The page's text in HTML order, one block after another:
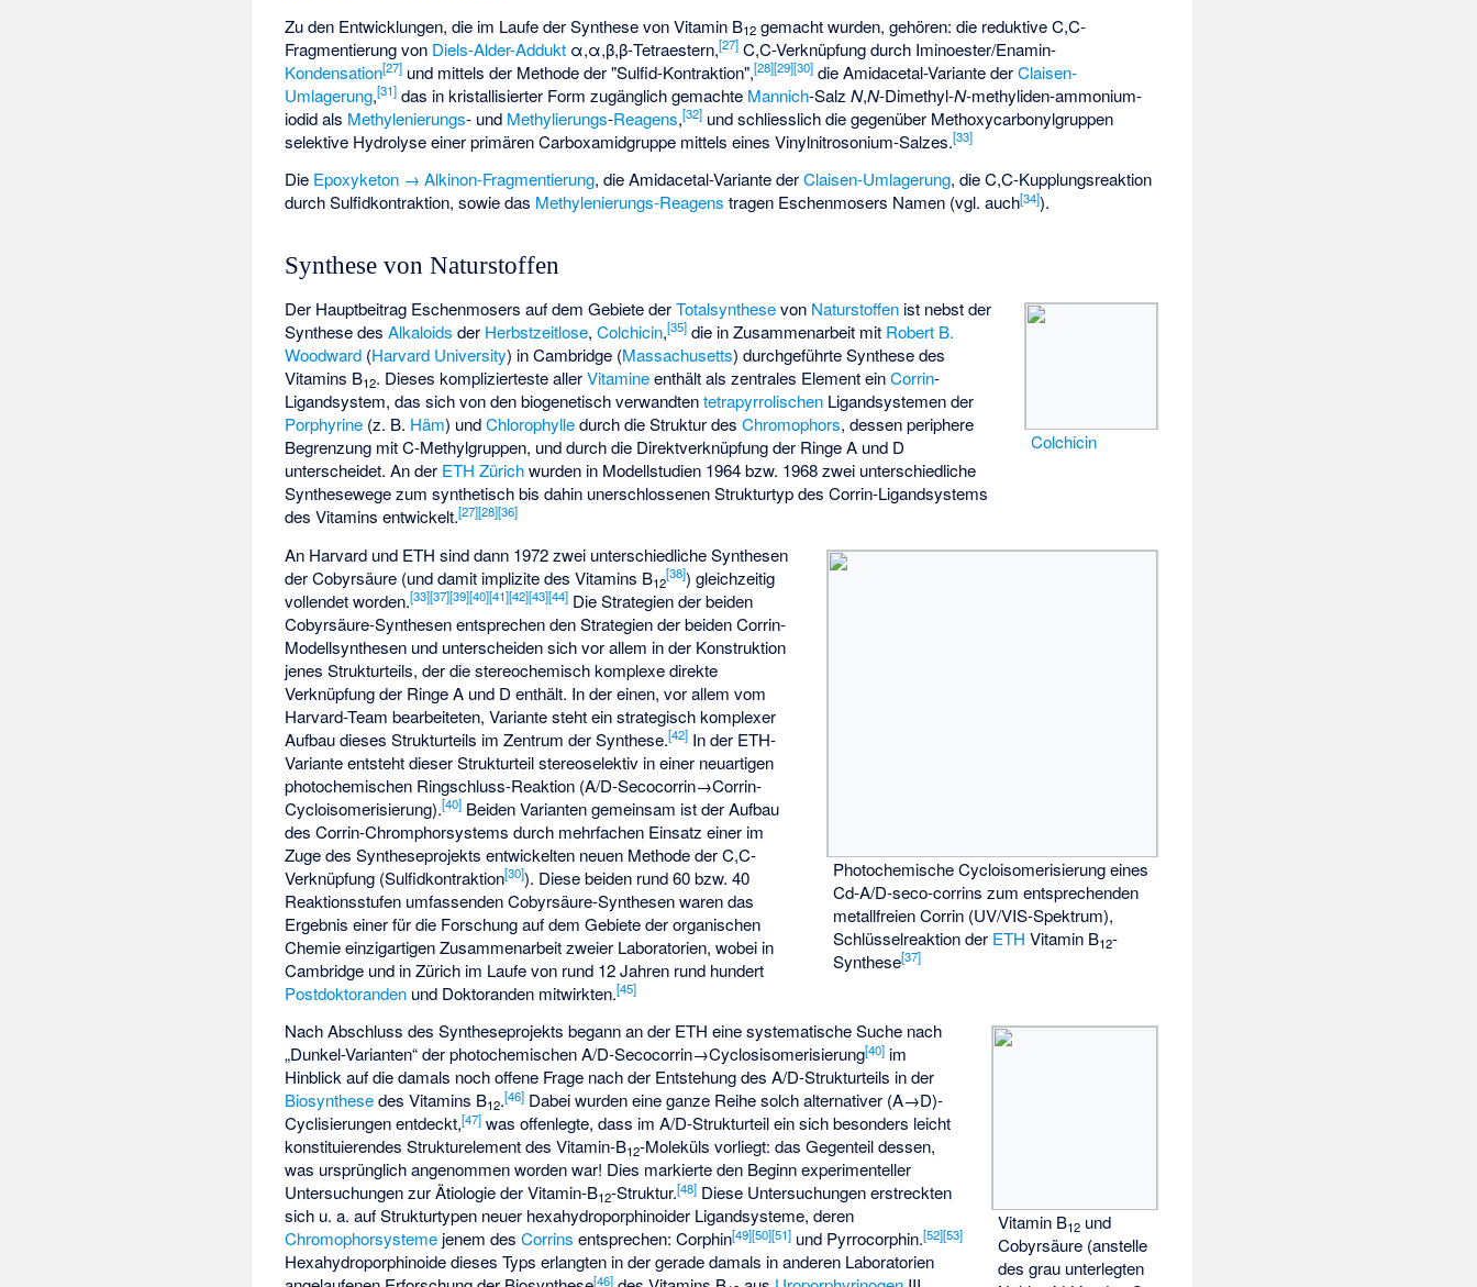
Zu den Entwicklungen, die im Laufe der Synthese von Vitamin B12 gemacht wurden, gehören: die reduktive C,C-
Fragmentierung von Diels-Alder-Addukt α,α,β,β-Tetraestern,[27] C,C-Verknüpfung durch Iminoester/Enamin-
Kondensation[27] und mittels der Methode der "Sulfid-Kontraktion",[28][29][30] die Amidacetal-Variante derClaisen-
Umlagerung,[31] das in kristallisierter Form zugänglich gemachte Mannich-SalzN,N-Dimethyl-N-methyliden-ammonium-
iodid als Methylenierungs- und Methylierungs-Reagens,[32] und schliesslich die gegenüber Methoxycarbonylgruppen
selektive Hydrolyse einer primären Carboxamidgruppe mittels eines Vinylnitrosonium-Salzes.[33]
Die Epoxyketon → Alkinon-Fragmentierung, die Amidacetal-Variante derClaisen-Umlagerung, die C,C-Kupplungsreaktion
durch Sulfidkontraktion, sowie das Methylenierungs-Reagens tragen Eschenmosers Namen (vgl. auch[34]).
Synthese von Naturstoffen
Colchicin
Der Hauptbeitrag Eschenmosers auf dem Gebiete derTotalsynthesevon Naturstoffen ist nebst der
Synthese desAlkaloids der Herbstzeitlose,Colchicin,[35] die in Zusammenarbeit mit Robert B.
Woodward (Harvard University) in Cambridge (Massachusetts) durchgeführte Synthese des
Vitamins B12. Dieses komplizierteste allerVitamineenthält als zentrales Element einCorrin-
Ligandsystem, das sich von den biogenetisch verwandtentetrapyrrolischen Ligandsystemen der
Porphyrine (z. B. Häm) undChlorophylledurch die Struktur desChromophors, dessen periphere
Begrenzung mit C-Methylgruppen, und durch die Direktverknüpfung der Ringe A und D
unterscheidet. An der ETH Zürichwurden in Modellstudien 1964 bzw. 1968 zwei unterschiedliche
Synthesewege zum synthetisch bis dahin unerschlossenen Strukturtyp des Corrin-Ligandsystems
des Vitamins entwickelt.[27][28][36]
Photochemische Cycloisomerisierung eines
Cd-A/D-seco-corrins zum entsprechenden
metallfreien Corrin (UV/VIS-Spektrum),
Schlüsselreaktion der ETH Vitamin B12-
Synthese[37]
An Harvard und ETH sind dann 1972 zwei unterschiedliche Synthesen
der Cobyrsäure (und damit implizite des Vitamins B12
[38]) gleichzeitig
vollendet worden.[33][37][39][40][41][42][43][44] Die Strategien der beiden
Cobyrsäure-Synthesen entsprechen den Strategien der beiden Corrin-
Modellsynthesen und unterscheiden sich vor allem in der Konstruktion
jenes Strukturteils, der die stereochemisch komplexe direkte
Verknüpfung der Ringe A und D enthält. In der einen, vor allem vom
Harvard-Team bearbeiteten, Variante steht ein strategisch komplexer
Aufbau dieses Strukturteils im Zentrum der Synthese.[42] In der ETH-
Variante entsteht dieser Strukturteil stereoselektiv in einer neuartigen
photochemischen Ringschluss-Reaktion (A/D-Secocorrin→Corrin-
Cycloisomerisierung).[40] Beiden Varianten gemeinsam ist der Aufbau
des Corrin-Chromphorsystems durch mehrfachen Einsatz einer im
Zuge des Syntheseprojekts entwickelten neuen Methode der C,C-
Verknüpfung (Sulfidkontraktion[30]). Diese beiden rund 60 bzw. 40
Reaktionsstufen umfassenden Cobyrsäure-Synthesen waren das
Ergebnis einer für die Forschung auf dem Gebiete der organischen
Chemie einzigartigen Zusammenarbeit zweier Laboratorien, wobei in
Cambridge und in Zürich im Laufe von rund 12 Jahren rund hundert
Postdoktoranden und Doktoranden mitwirkten.[45]
Vitamin B12 und
Cobyrsäure (anstelle
des grau unterlegten
Nach Abschluss des Syntheseprojekts begann an der ETH eine systematische Suche nach
„Dunkel-Varianten“ der photochemischen A/D-Secocorrin→Cyclosisomerisierung[40] im
Hinblick auf die damals noch offene Frage nach der Entstehung des A/D-Strukturteils in der
Biosynthesedes Vitamins B12.[46] Dabei wurden eine ganze Reihe solch alternativer (A→D)-
Cyclisierungen entdeckt,[47] was offenlegte, dass im A/D-Strukturteil ein sich besonders leicht
konstituierendes Strukturelement des Vitamin-B12-Moleküls vorliegt: das Gegenteil dessen,
was ursprünglich angenommen worden war! Dies markierte den Beginn experimenteller
Untersuchungen zur Ätiologie der Vitamin-B12-Struktur.[48] Diese Untersuchungen erstreckten
sich u. a. auf Strukturtypen neuer hexahydroporphinoider Ligandsysteme, deren
Chromophorsysteme jenem desCorrins entsprechen: Corphin[49][50][51] und Pyrrocorphin.[52][53]
Hexahydroporphinoide dieses Typs erlangten in der gerade damals in anderen Laboratorien
[46]